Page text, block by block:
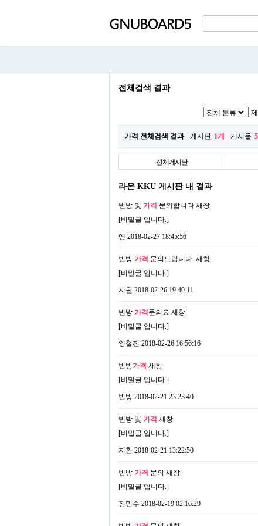
전체검색 결과
가격 전체검색 결과 게시판 1개 게시물
전체게시판
라온 KKU 게시판 내 결과
빈방 및 가격 문의합니다 새창
[비밀글 입니다.]
옌 2018-02-27 18:45:56
빈방 가격 문의드립니다. 새창
[비밀글 입니다.]
지원 2018-02-26 19:40:11
빈방 가격 문의요 새창
[비밀글 입니다.]
양철진 2018-02-26 16:56:16
빈방가격 새창
[비밀글 입니다.]
빈방 2018-02-21 23:23:40
빈방 및 가격 새창
[비밀글 입니다.]
지환 2018-02-21 13:22:50
빈방 가격 문의 새창
[비밀글 입니다.]
정민수 2018-02-19 02:16:29